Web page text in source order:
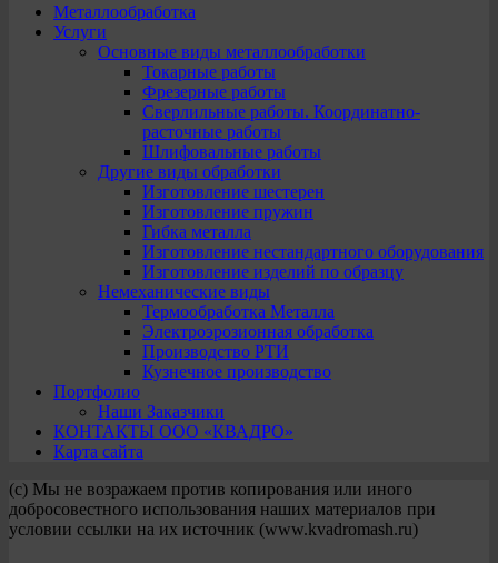
Металлообработка
Услуги
Основные виды металлообработки
Токарные работы
Фрезерные работы
Сверлильные работы. Координатно-
расточные работы
Шлифовальные работы
Другие виды обработки
Изготовление шестерен
Изготовление пружин
Гибка металла
Изготовление нестандартного оборудования
Изготовление изделий по образцу
Немеханические виды
Термообработка Металла
Электроэрозионная обработка
Производство РТИ
Кузнечное производство
Портфолио
Наши Заказчики
КОНТАКТЫ ООО «КВАДРО»
Карта сайта
(с) Мы не возражаем против копирования или иного
добросовестного использования наших материалов при
условии ссылки на их источник (www.kvadromash.ru)